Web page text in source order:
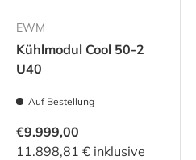
EWM
Kühlmodul Cool 50-2
U40
Auf Bestellung
€9.999,00
11.898,81 € inklusive